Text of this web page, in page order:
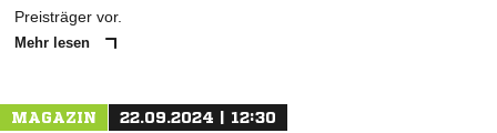
Preisträger vor.
Mehr lesen
MAGAZIN 22.09.2024 | 12:30